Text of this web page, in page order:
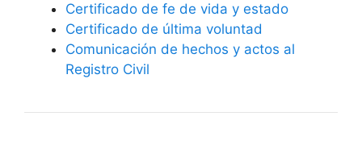
Certificado de fe de vida y estado
Certificado de última voluntad
Comunicación de hechos y actos al
Registro Civil